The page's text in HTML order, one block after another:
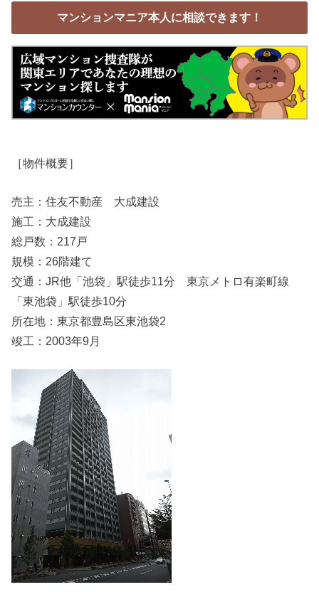
マンションマニア本人に相談できます！
［物件概要］
売主：住友不動産 大成建設
施工：大成建設
総戸数：217戸
規模：26階建て
交通：JR他「池袋」駅徒歩11分 東京メトロ有楽町線
「東池袋」駅徒歩10分
所在地：東京都豊島区東池袋2
竣工：2003年9月